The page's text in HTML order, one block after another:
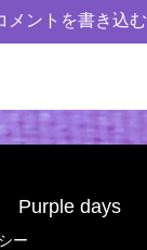
メントを書き込む
Purple days
ー